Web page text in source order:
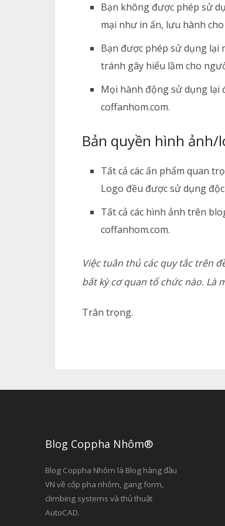
Bạn không được phép sử
mại như in ấn, lưu hành
Bạn được phép sử dụng lại
tránh gây hiểu lầm cho
Mọi hành động sử dụng
coffanhom.com.
Bản quyền hình
Tất cả các ấn phẩm quan
Logo đều được sử dụng
Tất cả các hình ảnh trên
coffanhom.com.
Việc tuân thủ các quy tắc trên
bất kỳ cơ quan tổ chức nào. Là
Trân trọng.
Blog Coppha Nhôm®
Blog Coppha Nhôm là Blog hàng đầu
VN về cốp pha nhôm, gang form,
climbing systems và thủ thuật
AutoCAD.